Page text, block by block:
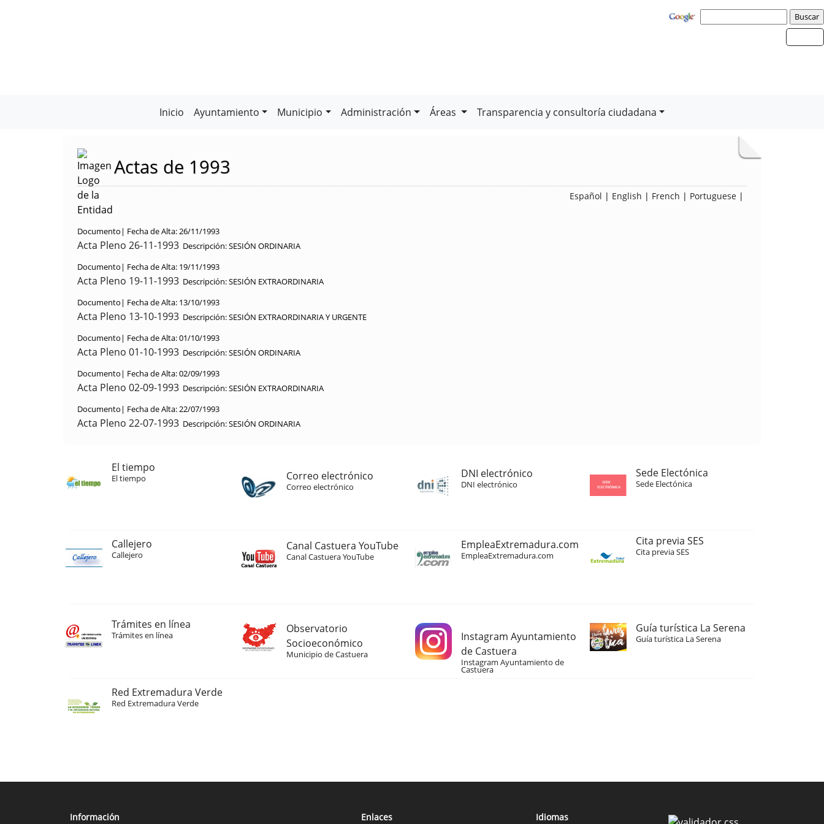
Inicio Ayuntamiento Municipio Administración Áreas Transparencia y consultoría ciudadana
Actas de 1993
Español | English | French | Portuguese |
Documento| Fecha de Alta:26/11/1993
Acta Pleno 26-11-1993 Descripción:SESIÓN ORDINARIA
Documento| Fecha de Alta: 19/11/1993
Acta Pleno 19-11-1993 Descripción:SESIÓN EXTRAORDINARIA
Documento| Fecha de Alta: 13/10/1993
Acta Pleno 13-10-1993 Descripción:SESIÓN EXTRAORDINARIA Y URGENTE
Documento| Fecha de Alta:01/10/1993
Acta Pleno 01-10-1993 Descripción:SESIÓN ORDINARIA
Documento| Fecha de Alta:02/09/1993
Acta Pleno 02-09-1993 Descripción:SESIÓN EXTRAORDINARIA
Documento| Fecha de Alta:22/07/1993
Acta Pleno 22-07-1993 Descripción:SESIÓN ORDINARIA
El tiempo
El tiempo Correo electrónico
Correo electrónico
DNI electrónico
DNI electrónico
Sede Electónica
Sede Electónica
Callejero
Callejero
Canal Castuera YouTube
Canal Castuera YouTube
EmpleaExtremadura.com
EmpleaExtremadura.com
Cita previa SES
Cita previa SES
Trámites en línea
Trámites en línea
Observatorio
Socioeconómico
Municipio de Castuera
Instagram Ayuntamiento
de Castuera
Instagram Ayuntamiento de
Castuera
Guía turística La Serena
Guía turística La Serena
Red Extremadura Verde
Red Extremadura Verde
Información Enlaces Idiomas